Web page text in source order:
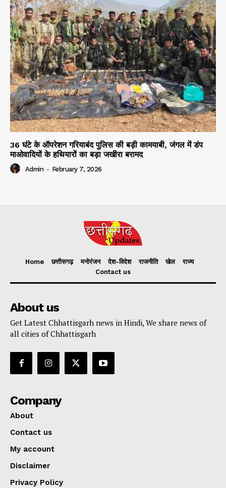
36 घंटे के ऑपरेशन गरियाबंद पुलिस की बड़ी कामयाबी, जंगल में डंप
माओवादियों के हथियारों का बड़ा जखीरा बरामद
Admin - February 7, 2026
Home छत्तीसगढ़ मनोरंजन देश-विदेश राजनीति खेल
राज्य
Contact us
About us
Get Latest Chhattisgarh news in Hindi, We share news of
all cities of Chhattisgarh
Company
About
Contact us
My account
Disclaimer
Privacy Policy